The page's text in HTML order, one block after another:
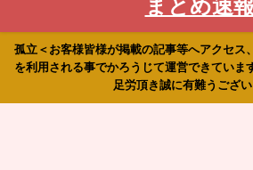
まとめ速報
孤立＜お客様皆様が掲載の記事等へアクセス
を利用される事でかろうじて運営できていま
足労頂き誠に有難うござい